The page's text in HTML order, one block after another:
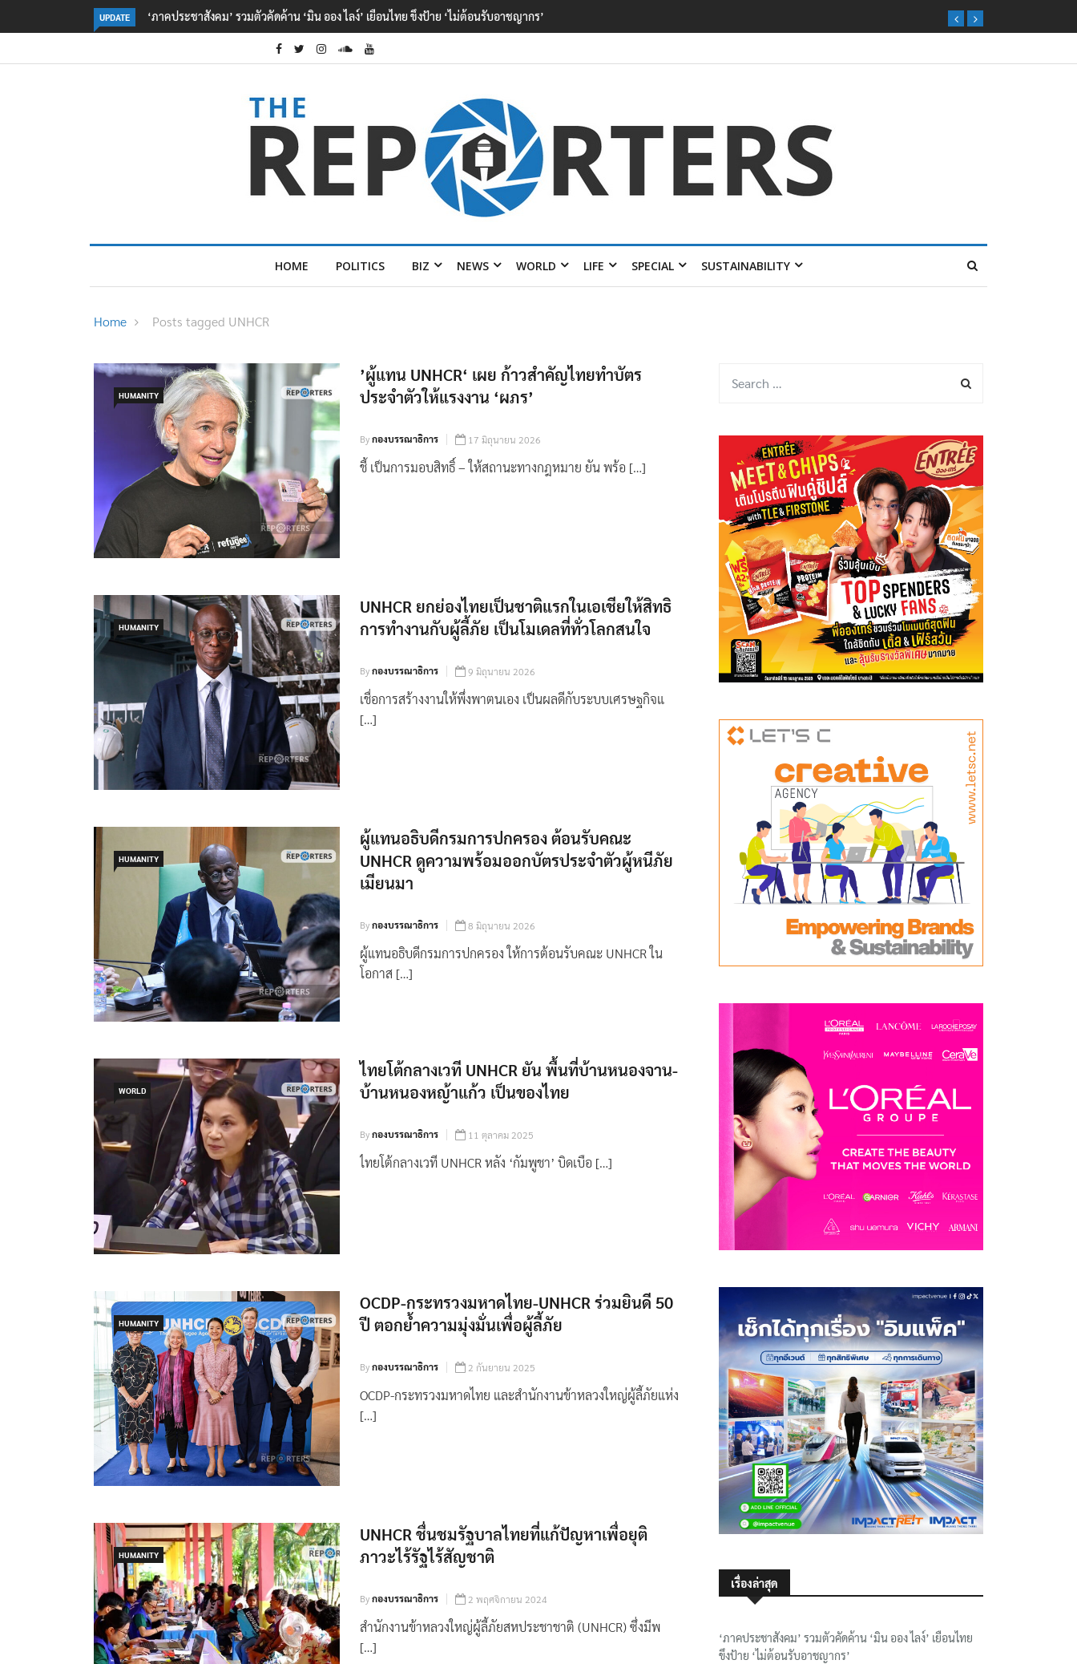
UPDATE กรมอุทยานฯ ชี้ เสือโคร่งทำร้าย จนท.ห้วยขาแข้งเป็นลูกเสือวัยซน เป็นเหตุบังเอิญ ไม่เข้าข่าย ‘เสือกินคน’
HOME POLITICS BIZ NEWS WORLD LIFE SPECIAL SUSTAINABILITY
Home Posts tagged UNHCR
HUMANITY
’ผู้แทน UNHCR‘ เผย ก้าวสำคัญไทยทำบัตร
ประจำตัวให้แรงงาน ‘ผภร’
Byกองบรรณาธิการ 17 มิถุนายน 2026
ชี้ เป็นการมอบสิทธิ์ – ให้สถานะทางกฎหมาย ยัน พร้อ […]
HUMANITY
UNHCR ยกย่องไทยเป็นชาติแรกในเอเชียให้สิทธิ
การทำงานกับผู้ลี้ภัย เป็นโมเดลที่ทั่วโลกสนใจ
Byกองบรรณาธิการ 9 มิถุนายน 2026
เชื่อการสร้างงานให้พึ่งพาตนเอง เป็นผลดีกับระบบเศรษฐกิจแ
[…]
HUMANITY
ผู้แทนอธิบดีกรมการปกครอง ต้อนรับคณะ
UNHCR ดูความพร้อมออกบัตรประจำตัวผู้หนีภัย
เมียนมา
Byกองบรรณาธิการ 8 มิถุนายน 2026
ผู้แทนอธิบดีกรมการปกครอง ให้การต้อนรับคณะ UNHCR ใน
โอกาส […]
WORLD
ไทยโต้กลางเวที UNHCR ยัน พื้นที่บ้านหนองจาน-
บ้านหนองหญ้าแก้ว เป็นของไทย
Byกองบรรณาธิการ 11 ตุลาคม 2025
ไทยโต้กลางเวที UNHCR หลัง ‘กัมพูชา’ บิดเบือ […]
HUMANITY
OCDP-กระทรวงมหาดไทย-UNHCR ร่วมยินดี 50
ปี ตอกย้ำความมุ่งมั่นเพื่อผู้ลี้ภัย
Byกองบรรณาธิการ 2 กันยายน 2025
OCDP-กระทรวงมหาดไทย และสำนักงานข้าหลวงใหญ่ผู้ลี้ภัยแห่ง
[…]
HUMANITY
UNHCR ชื่นชมรัฐบาลไทยที่แก้ปัญหาเพื่อยุติ
ภาวะไร้รัฐไร้สัญชาติ
Byกองบรรณาธิการ 2 พฤศจิกายน 2024
สำนักงานข้าหลวงใหญ่ผู้ลี้ภัยสหประชาชาติ (UNHCR) ซึ่งมีพ
[…]
เรื่องล่าสุด
‘ภาคประชาสังคม’ รวมตัวคัดค้าน ‘มิน ออง ไลง์’ เยือนไทย
ขึงป้าย ‘ไม่ต้อนรับอาชญากร’